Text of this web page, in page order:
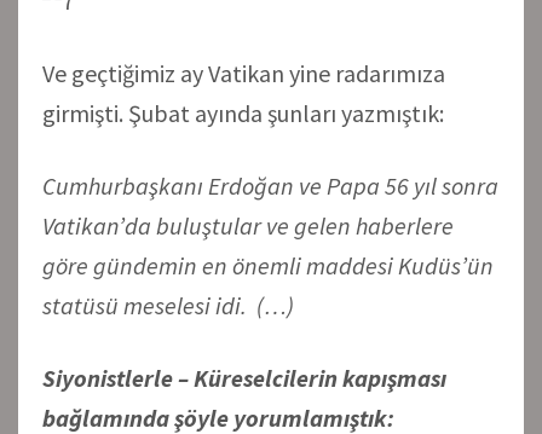
Ve geçtiğimiz ay Vatikan yine radarımıza
girmişti. Şubat ayında şunları yazmıştık:
Cumhurbaşkanı Erdoğan ve Papa 56 yıl sonra
Vatikan’da buluştular ve gelen haberlere
göre gündemin en önemli maddesi Kudüs’ün
statüsü meselesi idi. (…)
Siyonistlerle – Küreselcilerin kapışması
bağlamında şöyle yorumlamıştık: